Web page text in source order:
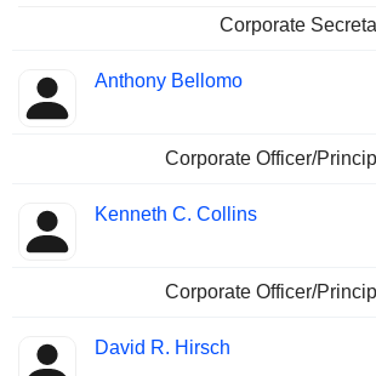
Corporate
Anthony Bellomo
Corporate Officer/
Kenneth C. Collins
Corporate Officer/
David R. Hirsch